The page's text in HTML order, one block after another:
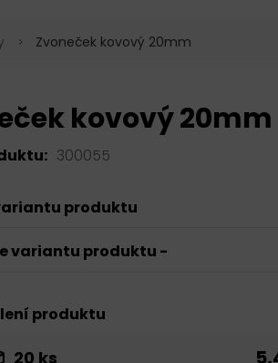
Zvoneček kovový 20mm
kovový 20mm
300055
produktu
variantu produktu -
produktu
20 ks